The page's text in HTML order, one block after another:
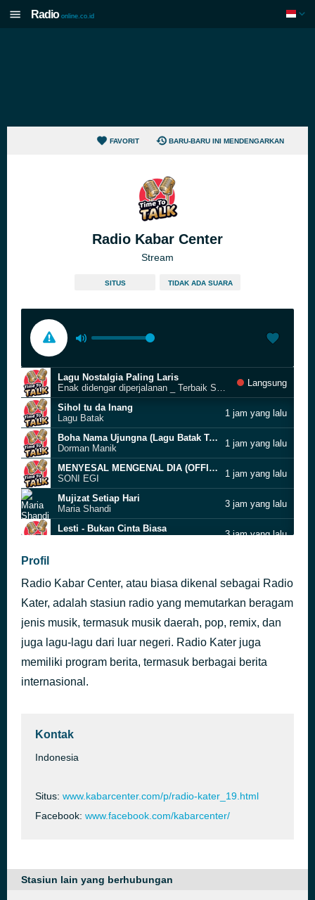
Radio online.co.id
FAVORIT BARU-BARU INI MENDENGARKAN
Radio Kabar Center
Stream
SITUS TIDAK ADA SUARA
Lagu Nostalgia Paling Laris
Enak didengar diperjalanan _ Terbaik Sepanjang
Langsung
Sihol tu da Inang
Lagu Batak
1 jam yang lalu
Boha Nama Ujungna (Lagu Batak Terpopuler)
Dorman Manik
1 jam yang lalu
MENYESAL MENGENAL DIA (OFFICI - LAGU SLOWROCK MELAYU TERBARU 2023
SONI EGI
1 jam yang lalu
Mujizat Setiap Hari
Maria Shandi
3 jam yang lalu
Lesti - Bukan Cinta Biasa
3 jam yang lalu
MARSADA BAND - HO DO PANGONDIANKI (Official Music Video)
_ Lagu Batak Terba
Merayu Tuhan (Official Music Video)
Tri Suaka Ft. Dodhy Kangen
3 jam yang lalu
Lagu Cinta
Iwan Fals
Profil
Radio Kabar Center, atau biasa dikenal sebagai Radio
Kater, adalah stasiun radio yang memutarkan beragam
jenis musik, termasuk musik daerah, pop, remix, dan
juga lagu-lagu dari luar negeri. Radio Kater juga
memiliki program berita, termasuk berbagai berita
internasional.
Kontak
Indonesia
Situs: www.kabarcenter.com/p/radio-kater_19.html
Facebook: www.facebook.com/kabarcenter/
Stasiun lain yang berhubungan